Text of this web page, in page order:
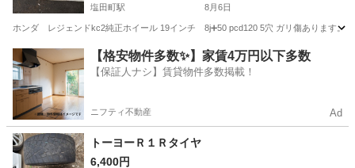
塩田町駅 8月6日
ホンダ レジェンドkc2純正ホイール 19インチ 8j➕50 pcd120 5穴 ガリ傷あります。
長野 上田市 塩田町駅 タイヤ、ホイール
【格安物件多数✨】家賃4万円以下多数
【保証人ナシ】賃貸物件多数掲載！
ニフティ不動産 Ad
トーヨーＲ１Ｒタイヤ
6,400円